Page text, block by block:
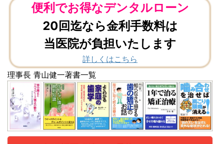
便利でお得なデンタルローン
20回迄なら金利手数料は
当医院が負担いたします
詳しくはこちら
理事長 青山健一著書一覧